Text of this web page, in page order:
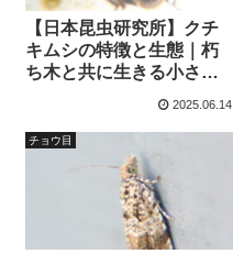
【日本昆虫研究所】クチ
キムシの特徴と生態｜朽
ち木と共に生きる小さな
2025.06.14
チョウ目